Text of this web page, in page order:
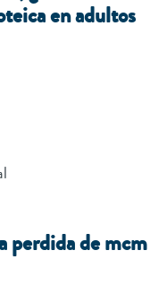
en adultos
perdida de mcm